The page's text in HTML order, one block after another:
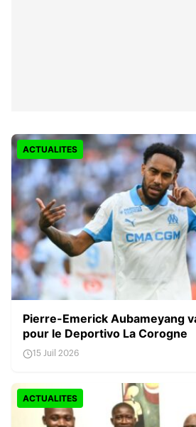
ACTUALITES
Pierre-Emerick Aubameyang
pour le Deportivo La Corogne
15 Juil 2026
ACTUALITES